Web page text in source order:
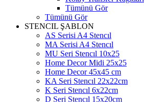
Tümünü Gör
Tümünü Gör
STENCIL ŞABLON
AS Serisi A4 Stencıl
MA Serisi A4 Stencıl
MU Seri Stencıl 10x25
Home Decor Midi 25x25
Home Decor 45x45 cm
KA Seri Stencıl 22x22cm
K Seri Stencıl 6x22cm
D Seri Stencıl 15x20cm